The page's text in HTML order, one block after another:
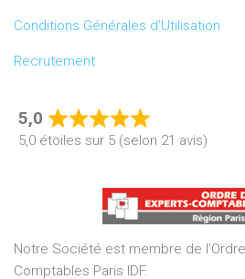
Conditions Générales d’Utilisation
Recrutement
5,0
Rated
5,0
of
5
5,0 étoiles sur 5 (selon 21 avis)
Notre Société est membre de
Comptables Paris IDF.